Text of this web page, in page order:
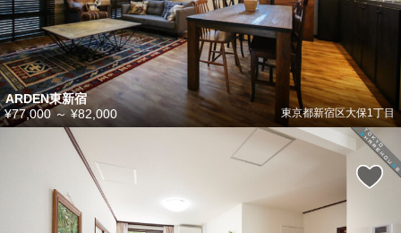
ARDEN東新宿
東京都新宿区大保1丁目
¥77,000～ ¥82,000